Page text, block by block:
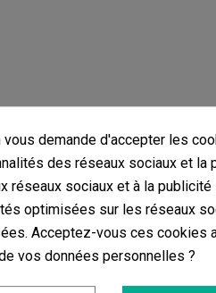
vous demande d'accepter les
des réseaux sociaux et la
réseaux sociaux et à la
optimisées sur les réseaux
Acceptez-vous ces cookies
vos données personnelles ?